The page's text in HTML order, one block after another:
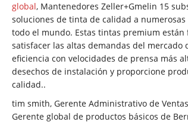
global, Mantenedores Zeller+Gmelin 15
soluciones de tinta de calidad a
todo el mundo. Estas tintas premium
satisfacer las altas demandas del mercado
eficiencia con velocidades de prensa más
desechos de instalación y proporcione
calidad..
tim smith, Gerente Administrativo de
Gerente global de productos básicos de